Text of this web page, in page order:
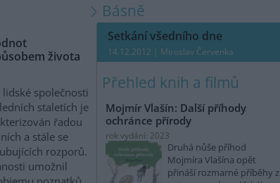
života
společnosti
staletích je
řadou
a stále se
rozporů.
umožnil
Básně
Setkání všedního dne
14.12.2012 | Miroslav Červenka
Přehled knih a filmů
Mojmír Vlašín: Další příhody
ochránce přírody
rok vydání: 2023
Druhá nůše příhod
Mojmíra Vlašína opět
přináší rozmarné příběhy z